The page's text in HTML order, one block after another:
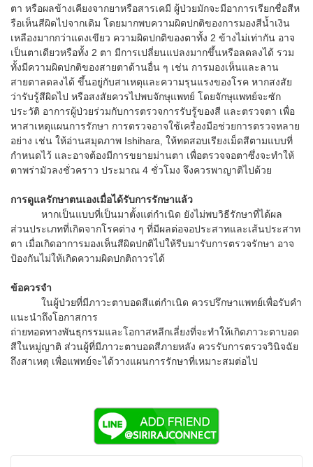
ตา หรือผลข้างเคียงจากยาหรือสารเคมี ผู้ป่วยมักจะมีอาการเรียกชื่อสีห
รือเห็นสีผิดไปจากเดิม โดยมากพบความผิดปกติของการมองสีน้ำเงิน
เหลืองมากกว่าแดงเขียว ความผิดปกติของตาทั้ง 2 ข้างไม่เท่ากัน อาจ
เป็นตาเดียวหรือทั้ง 2 ตา มีการเปลี่ยนแปลงมากขึ้นหรือลดลงได้ รวม
ทั้งมีความผิดปกติของสายตาด้านอื่น ๆ เช่น การมองเห็นและลาน
สายตาลดลงได้ ขึ้นอยู่กับสาเหตุและความรุนแรงของโรค หากสงสัย
ว่ารับรู้สีผิดไป หรือสงสัยควรไปพบจักษุแพทย์ โดยจักษุแพทย์จะซัก
ประวัติ อาการผู้ป่วยร่วมกับการตรวจการรับรู้ของสี และตรวจตา เพื่อ
หาสาเหตุแผนการรักษา การตรวจอาจใช้เครื่องมือช่วยการตรวจหลาย
อย่าง เช่น ให้อ่านสมุดภาพ Ishihara, ให้ทดสอบเรียงเม็ดสีตามแบบที่
กำหนดไว้ และอาจต้องมีการขยายม่านตา เพื่อตรวจจอตาซึ่งจะทำให้
ตาพร่ามัวลงชั่วคราว ประมาณ 4 ชั่วโมง จึงควรพาญาติไปด้วย
การดูแลรักษาตนเองเมื่อได้รับการรักษาแล้ว
หากเป็นแบบที่เป็นมาตั้งแต่กำเนิด ยังไม่พบวิธีรักษาที่ได้ผล
ส่วนประเภทที่เกิดจากโรคต่าง ๆ ที่มีผลต่อจอประสาทและเส้นประสาท
ตา เมื่อเกิดอาการมองเห็นสีผิดปกติไปให้รีบมารับการตรวจรักษา อาจ
ป้องกันไม่ให้เกิดความผิดปกติถาวรได้
ข้อควรจำ
ในผู้ป่วยที่มีภาวะตาบอดสีแต่กำเนิด ควรปรึกษาแพทย์เพื่อรับคำ
แนะนำถึงโอกาสการ
ถ่ายทอดทางพันธุกรรมและโอกาสหลีกเลี่ยงที่จะทำให้เกิดภาวะตาบอด
สีในหมู่ญาติ ส่วนผู้ที่มีภาวะตาบอดสีภายหลัง ควรรับการตรวจวินิจฉัย
ถึงสาเหตุ เพื่อแพทย์จะได้วางแผนการรักษาที่เหมาะสมต่อไป